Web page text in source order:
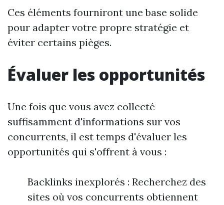
Ces éléments fourniront une base solide
pour adapter votre propre stratégie et
éviter certains pièges.
Évaluer les opportunités
Une fois que vous avez collecté
suffisamment d'informations sur vos
concurrents, il est temps d'évaluer les
opportunités qui s'offrent à vous :
Backlinks inexplorés : Recherchez des
sites où vos concurrents obtiennent